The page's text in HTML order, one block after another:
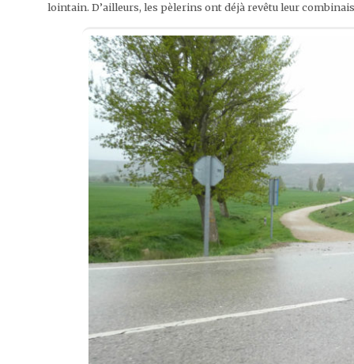
lointain. D’ailleurs, les pèlerins ont déjà revêtu leur